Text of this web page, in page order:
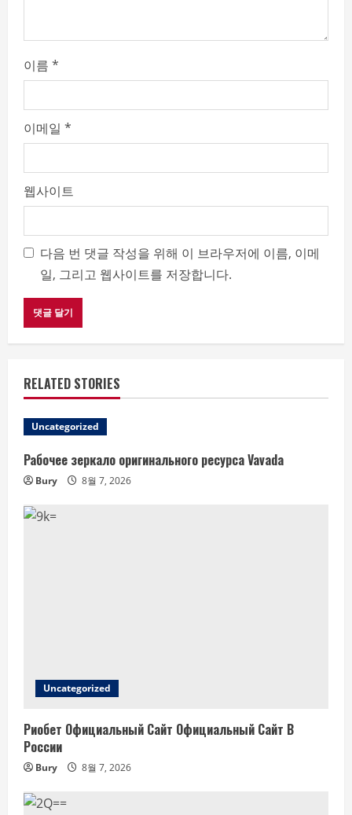
이름 *
이메일 *
웹사이트
다음 번 댓글 작성을 위해 이 브라우저에 이름, 이메
일, 그리고 웹사이트를 저장합니다.
RELATED STORIES
Uncategorized
Рабочее зеркало оригинального ресурса Vavada
Bury 8월 7, 2026
Uncategorized
Риобет Официальный Сайт Официальный Сайт В
России
Bury 8월 7, 2026